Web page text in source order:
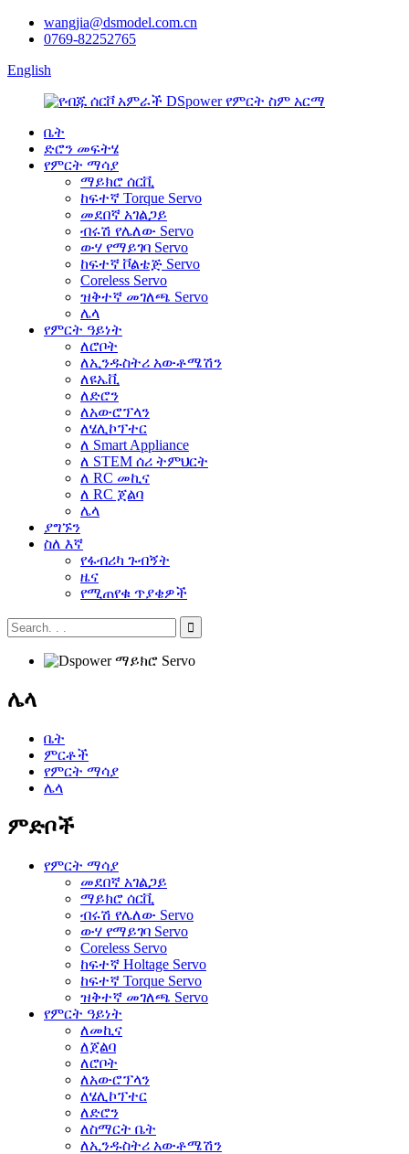
wangjia@dsmodel.com.cn
0769-82252765
English
ቤት
ድሮን መፍትሄ
የምርት ማሳያ
ማይክሮ ሰርቪ
ከፍተኛ Torque Servo
መደበኛ አገልጋይ
ብሩሽ የሌለው Servo
ውሃ የማይገባ Servo
ከፍተኛ ቮልቴጅ Servo
Coreless Servo
ዝቅተኛ መገለጫ Servo
ሌላ
የምርት ዓይነት
ለሮቦት
ለኢንዱስትሪ አውቶሜሽን
ለዩኤቪ
ለድሮን
ለአውሮፕላን
ለሄሊኮፕተር
ለ Smart Appliance
ለ STEM ሰሪ ትምህርት
ለ RC መኪና
ለ RC ጀልባ
ሌላ
ያግኙን
ስለ እኛ
የፋብሪካ ጉብኝት
ዜና
የሚጠየቁ ጥያቄዎች
ሌላ
ቤት
ምርቶች
የምርት ማሳያ
ሌላ
ምድቦች
የምርት ማሳያ
መደበኛ አገልጋይ
ማይክሮ ሰርቪ
ብሩሽ የሌለው Servo
ውሃ የማይገባ Servo
Coreless Servo
ከፍተኛ Holtage Servo
ከፍተኛ Torque Servo
ዝቅተኛ መገለጫ Servo
የምርት ዓይነት
ለመኪና
ለጀልባ
ለሮቦት
ለአውሮፕላን
ለሄሊኮፕተር
ለድሮን
ለስማርት ቤት
ለኢንዱስትሪ አውቶሜሽን